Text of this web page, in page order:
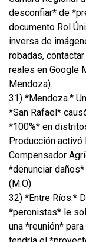
desconfiar* de
documento Rol
inversa de
robadas,
reales en Google
Mendoza).
31) *Mendoza.*
*San Rafael*
*100%* en
Producción
Compensador
*denunciar
(M.O)
32) *Entre Ríos.*
*peronistas* le
una *reunión*